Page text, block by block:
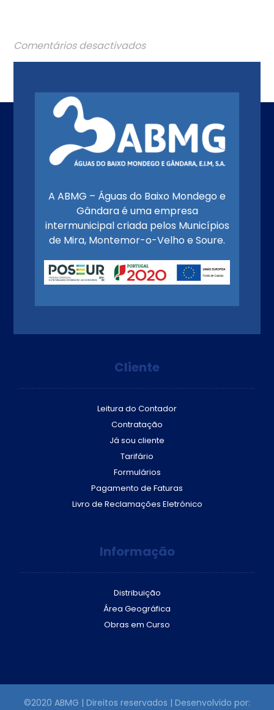
Comentários desactivados
A ABMG – Águas do Baixo Mondego e
Gândara é uma empresa
intermunicipal criada pelos Municípios
de Mira, Montemor-o-Velho e Soure.
Cliente
Leitura do Contador
Contratação
Já sou cliente
Tarifário
Formulários
Pagamento de Faturas
Livro de Reclamações Eletrónico
Informação
Distribuição
Área Geográfica
Obras em Curso
©2020 ABMG | Direitos reservados | Desenvolvido por: